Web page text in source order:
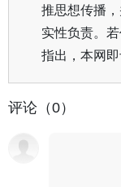
推思想传播
实性负责。
指出，本网即
评论（0）